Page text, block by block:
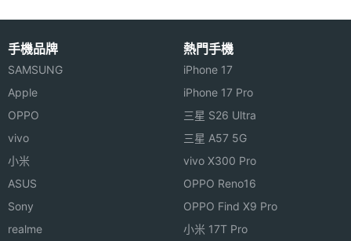
手機品牌
SAMSUNG
Apple
OPPO
vivo
小米
ASUS
Sony
realme
熱門手機
iPhone 17
iPhone 17 Pro
三星 S26 Ultra
三星 A57 5G
vivo X300 Pro
OPPO Reno16
OPPO Find X9 Pro
小米 17T Pro